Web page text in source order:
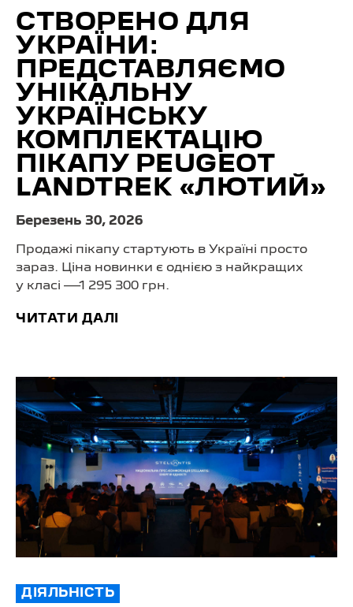
СТВОРЕНО ДЛЯ
УКРАЇНИ:
ПРЕДСТАВЛЯЄМО
УНІКАЛЬНУ
УКРАЇНСЬКУ
КОМПЛЕКТАЦІЮ
ПІКАПУ PEUGEOT
LANDTREK «ЛЮТИЙ»
Березень 30, 2026
Продажі пікапу стартують в Україні просто
зараз. Ціна новинки є однією з найкращих
у класі —1 295 300 грн.
ЧИТАТИ ДАЛІ
ДІЯЛЬНІСТЬ